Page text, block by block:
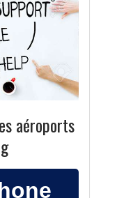
aéroports